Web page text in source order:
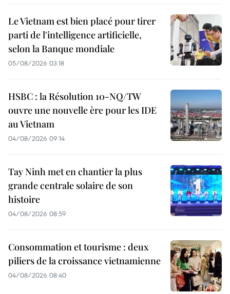
Le Vietnam est bien placé pour tirer
parti de l'intelligence artificielle,
selon la Banque mondiale
05/08/2026 03:18
HSBC : la Résolution 10-NQ/TW
ouvre une nouvelle ère pour les IDE
au Vietnam
04/08/2026 09:14
Tay Ninh met en chantier la plus
grande centrale solaire de son
histoire
04/08/2026 08:59
Consommation et tourisme : deux
piliers de la croissance vietnamienne
04/08/2026 08:40